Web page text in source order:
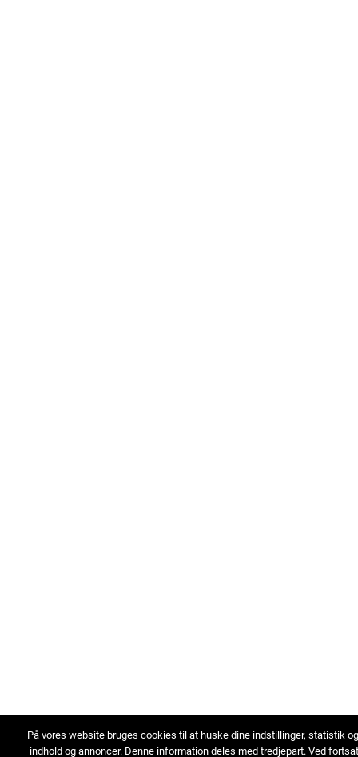
På vores website bruges cookies til at huske dine indstillinger, statistik
indhold og annoncer. Denne information deles med tredjepart. Ved